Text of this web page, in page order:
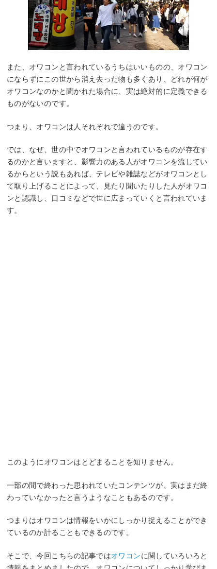
また、オワコンと言われているうちはいいものの、オワコン
にならずにこの世から消え去った物も多くあり、どれが何が
オワコンなのかと聞かれた場合に、実は絶対的に定義できる
ものがないのです。
つまり、オワコンは人それぞれで違うのです。
では、なぜ、世の中でオワコンと言われているものが存在す
るのかと言いますと、影響力のある人がオワコンを流してい
るからという説もあれば、テレビや雑誌などがオワコンとし
て取り上げることによって、見たり聞いたりした人がオワコ
ンと認識し、口コミなどで世に広まっていくと言われていま
す。
このようにオワコンはとどまることを知りません。
一部の間で終わった思われていたコンテンツが、実はまだ終
わっていなかったと言うようなこともあるのです。
つまりはオワコンは情報をいかにしっかり捉えることができ
ているのか計ることもできるのです。
そこで、今回こちらの記事ではオワコンに関していろいろと